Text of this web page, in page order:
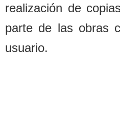
realización de
parte de las obras
usuario.